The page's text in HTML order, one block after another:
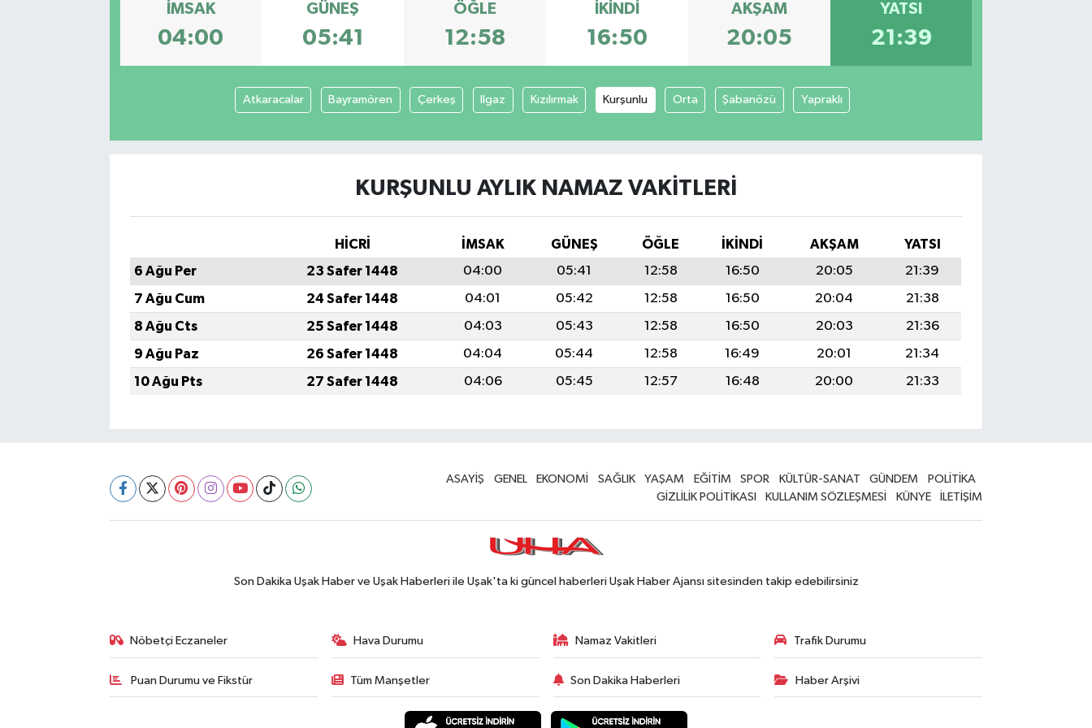
İMSAK
04:00
GÜNEŞ
05:41
ÖĞLE
12:58
İKINDI
16:50
AKŞAM
20:05
YATSI
21:39
Atkaracalar Bayramören Çerkeş Ilgaz Kızılırmak Kurşunlu Orta Şabanözü Yapraklı
KURŞUNLU AYLIK NAMAZ VAKITLERI
HİCRİ İMSAK GÜNEŞ ÖĞLE İKINDI AKŞAM
YATSI
6 Ağu Per
23 Safer 1448 04:00 05:41 12:58 16:50 20:05
21:39
7 Ağu Cum
24 Safer 1448 04:01 05:42 12:58 16:50 20:04
21:38
8 Ağu Cts
25 Safer 1448 04:03 05:43 12:58 16:50 20:03
21:36
9 Ağu Paz
26 Safer 1448 04:04 05:44 12:58 16:49 20:01
21:34
10 Ağu Pts
27 Safer 1448 04:06 05:45 12:57 16:48 20:00 21:33
ASAYİŞ GENEL EKONOMİ SAĞLIK YAŞAM EĞİTİM SPOR KÜLTÜR-SANAT GÜNDEM
POLİTİKA
GİZLİLİK POLİTİKASI
KULLANIM SÖZLEŞMESİ KÜNYE İLETİŞİM
Son Dakika Uşak Haber ve Uşak Haberleri ile Uşak'ta ki güncel haberleri Uşak Haber Ajansı sitesinden takip edebilirsiniz
Nöbetçi Eczaneler Hava Durumu Namaz Vakitleri Trafik Durumu
Puan Durumu ve Fikstür Tüm Manşetler Son Dakika Haberleri Haber Arşivi
TEKNOLOJİ